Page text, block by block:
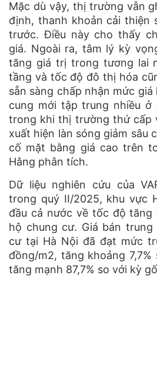
Mặc dù vậy, thị trường vẫn
định, thanh khoản cải thiện
trước. Điều này cho thấy
giá. Ngoài ra, tâm lý kỳ
tăng giá trị trong tương lai
tầng và tốc độ đô thị hóa
sẵn sàng chấp nhận mức giá
cung mới tập trung nhiều ở
trong khi thị trường thứ cấp
xuất hiện làn sóng giảm sâu
cố mặt bằng giá cao trên
Hằng phân tích.
Dữ liệu nghiên cứu của
trong quý II/2025, khu vực
đầu cả nước về tốc độ tăng
hộ chung cư. Giá bán
cư tại Hà Nội đã đạt mức
đồng/m2, tăng khoảng
tăng mạnh 87,7% so với kỳ